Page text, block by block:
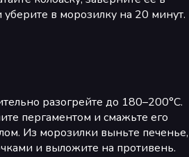
в морозилку на 20 минут.
разогрейте до 180–200°С.
пергаментом и смажьте его
Из морозилки выньте печенье,
и выложите на противень.